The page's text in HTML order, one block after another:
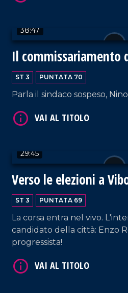
38:47
Il commissariamento
ST 3 PUNTATA 70
Parla il sindaco sospeso,
29:45
Verso le elezioni a
ST 3 PUNTATA 69
La corsa entra nel vivo.
candidato della città: Enzo
progressista!
VAI AL TITOLO
VAI AL TITOLO